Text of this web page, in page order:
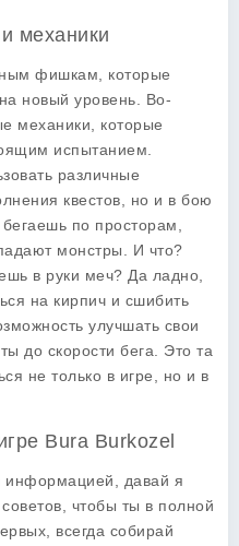
механики
фишкам, которые
новый уровень. Во-
механики, которые
испытанием.
различные
квестов, но и в бою
по просторам,
монстры. И что?
в руки меч? Да ладно,
на кирпич и сшибить
улучшать свои
до скорости бега. Это та
не только в игре, но и в
Bura Burkozel
информацией, давай я
чтобы ты в полной
всегда собирай